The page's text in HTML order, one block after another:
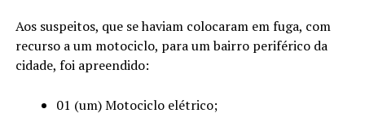
Aos suspeitos, que se haviam colocaram em fuga, com
recurso a um motociclo, para um bairro periférico da
cidade, foi apreendido:
01 (um) Motociclo elétrico;